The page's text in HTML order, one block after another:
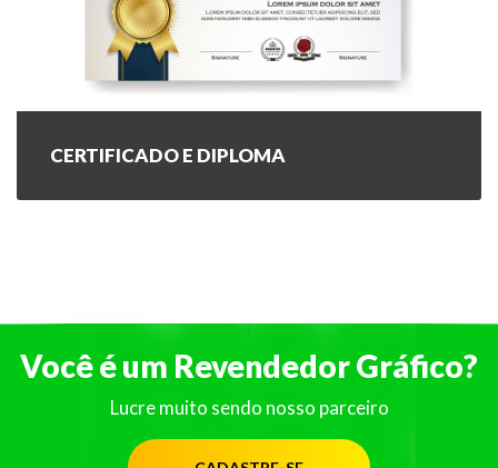
CERTIFICADO E DIPLOMA
Você é um Revendedor Gráfico?
Lucre muito sendo nosso parceiro